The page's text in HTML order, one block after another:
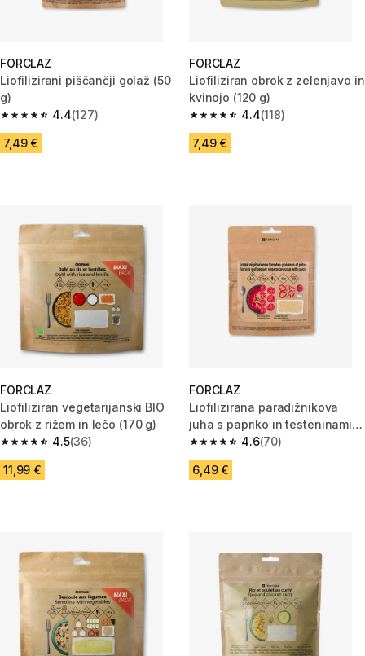
FORCLAZ
Liofilizirani piščančji golaž (50
g)
4.4
4.4 od 5 zvezdic from 127 ocene
(127)
7,49 €
FORCLAZ
Liofiliziran obrok z zelenjavo in
kvinojo (120 g)
4.4
4.4 od 5 zvezdic from 118
(118)
7,49 €
FORCLAZ
Liofiliziran vegetarijanski BIO
obrok z rižem in lečo (170 g)
4.5
4.5 od 5 zvezdic from 36 ocene
(36)
11,99 €
FORCLAZ
Liofilizirana paradižnikova
juha s papriko in testeninami
(45 g)
4.6
4.6 od 5 zvezdic from 70 ocene
(70)
6,49 €